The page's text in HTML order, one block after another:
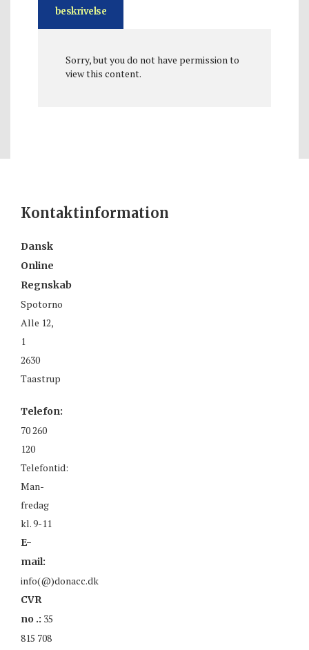
beskrivelse
Sorry, but you do not have permission to
view this content.
Kontaktinformation
Dansk
Online
Regnskab
Spotorno
Alle 12,
1
2630
Taastrup
Telefon:
70 260
120
Telefontid:
Man-
fredag
kl. 9-11
E-
mail:
info(@)donacc.dk
CVR
no .: 35
815 708